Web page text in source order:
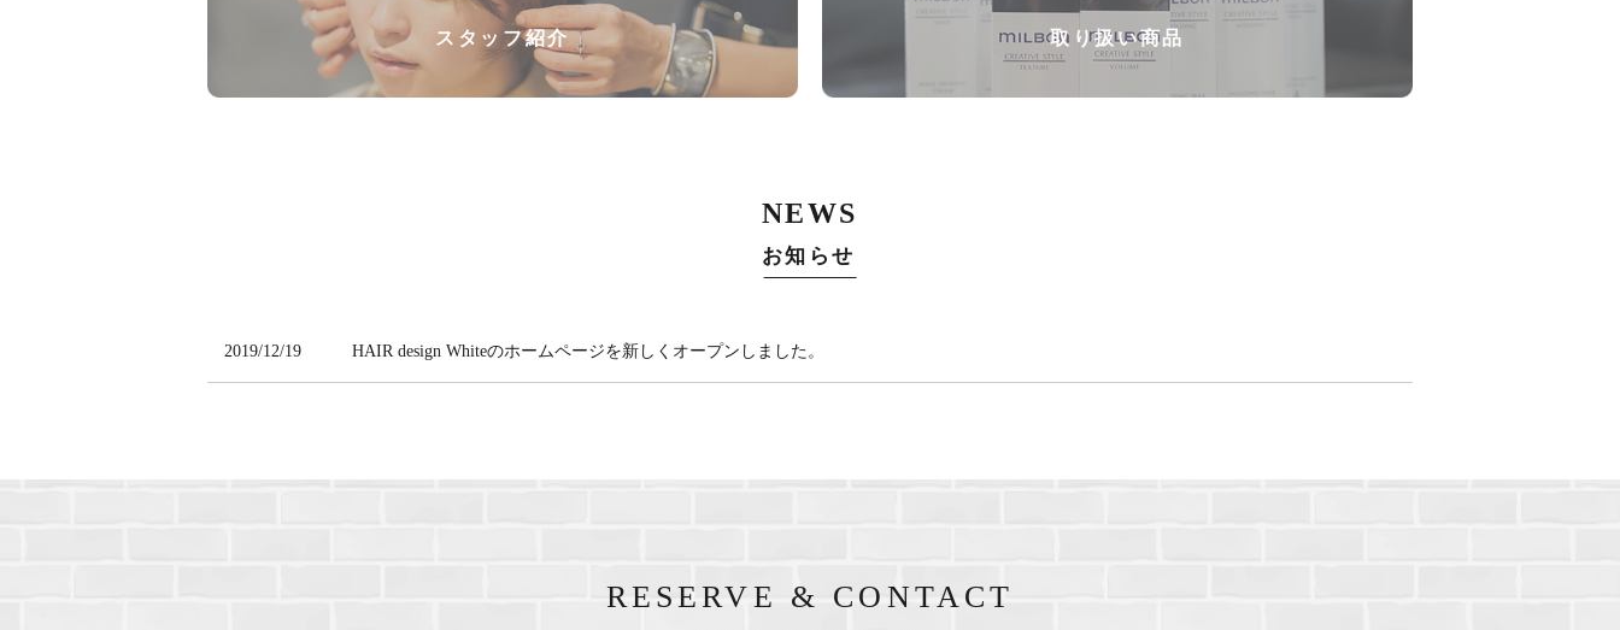
スタッフ紹介 取り扱い商品
NEWS
お知らせ
2019/12/19 HAIR design Whiteのホームページを新しくオープンしました。
RESERVE & CONTACT